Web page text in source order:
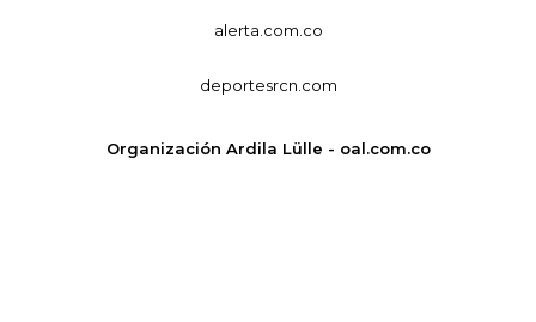
alerta.com.co
deportesrcn.com
Organización Ardila Lülle - oal.com.co